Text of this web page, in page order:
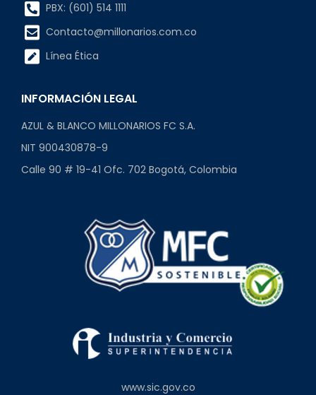
PBX: (601) 514 1111
Contacto@millonarios.com.co
Línea Ética
INFORMACIÓN LEGAL
AZUL & BLANCO MILLONARIOS FC S.A.
NIT 900430878-9
Calle 90 # 19-41 Ofc. 702 Bogotá, Colombia
www.sic.gov.co